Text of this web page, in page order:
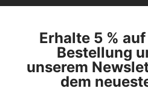
Erhalte 5 %
Bestellung
unserem
dem